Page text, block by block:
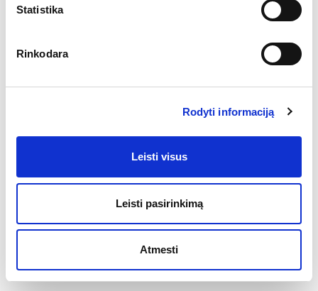
Statistika
Rinkodara
Rodyti informaciją
Leisti visus
Leisti pasirinkimą
Atmesti